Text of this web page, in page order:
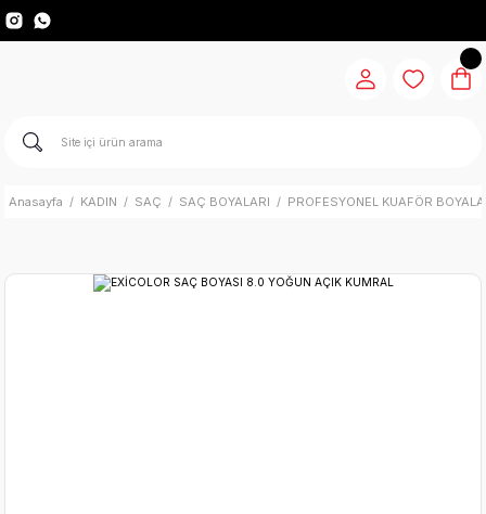
Anasayfa KADIN SAÇ SAÇ BOYALARI PROFESYONEL KUAFÖR